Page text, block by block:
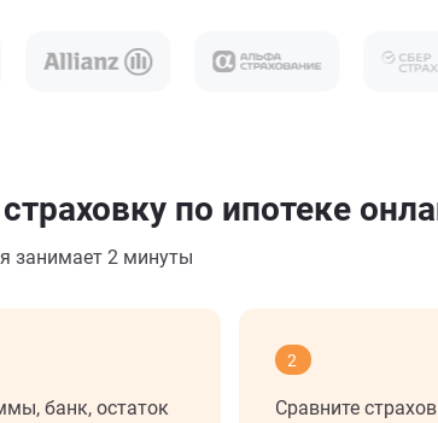
по ипотеке
занимает 2 минуты
банк, остаток
2
Сравните